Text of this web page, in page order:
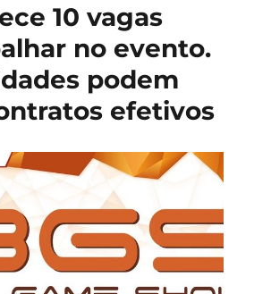
10 vagas
no evento.
podem
efetivos